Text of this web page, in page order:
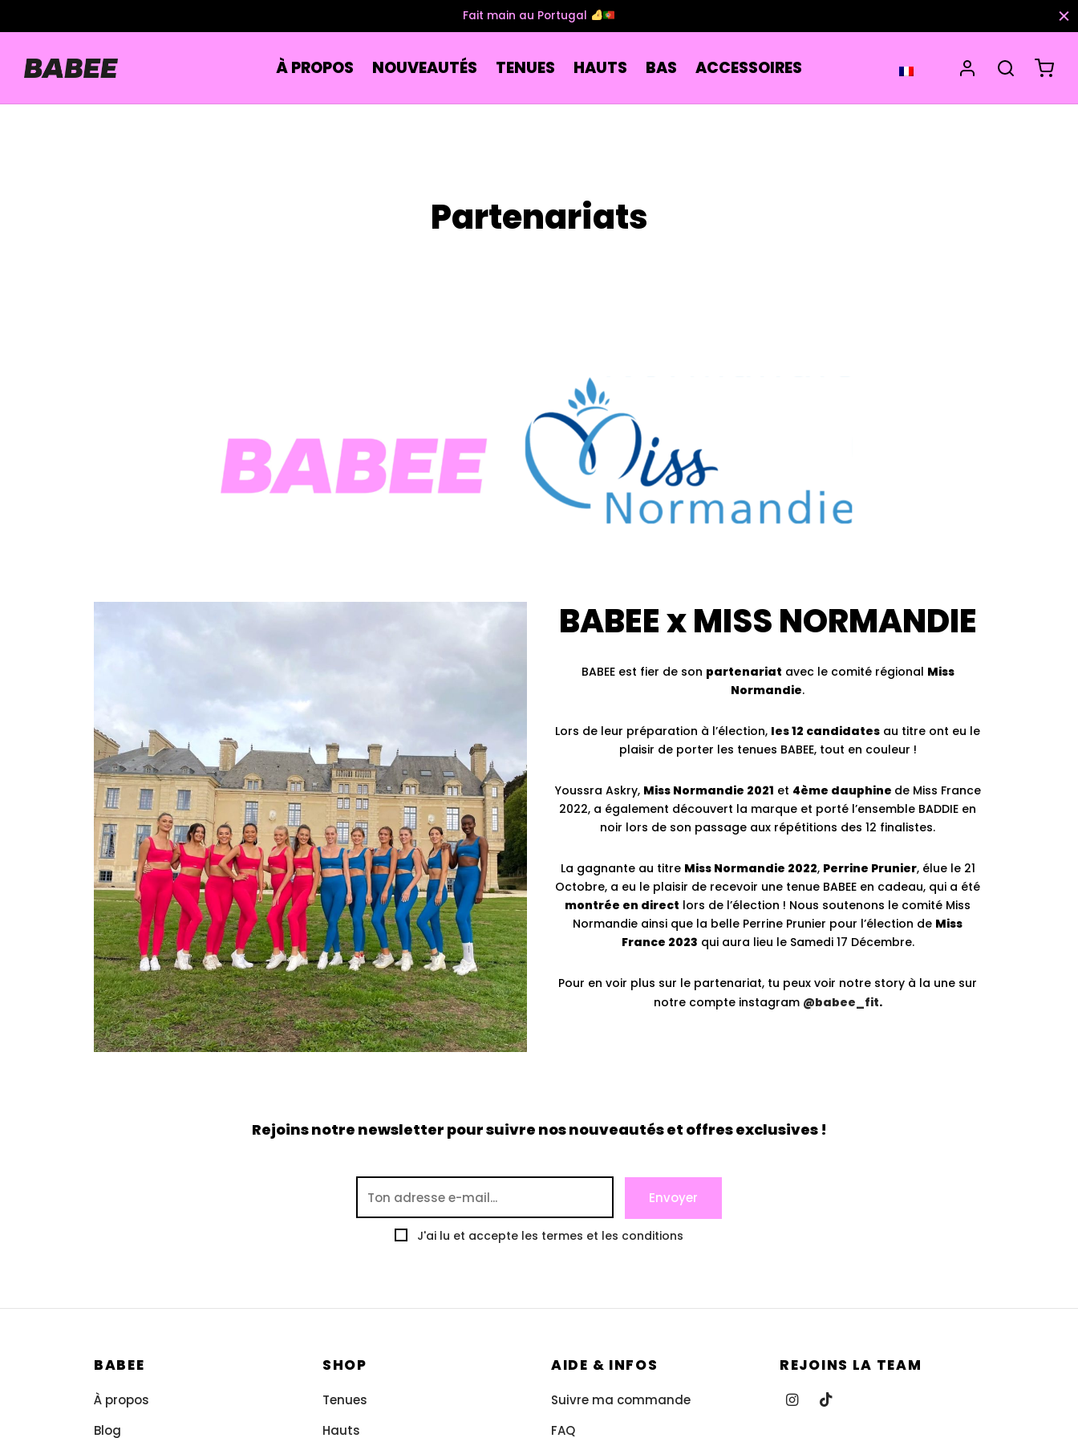
Fait main au Portugal
À PROPOS NOUVEAUTÉS TENUES HAUTS BAS ACCESSOIRES
Partenariats
BABEE x MISS NORMANDIE
BABEE est fier de son partenariat avec le comité régional Miss
Normandie.
Lors de leur préparation à l’élection, les 12 candidates au titre ont eu le
plaisir de porter les tenues BABEE, tout en couleur !
Youssra Askry, Miss Normandie 2021 et 4ème dauphine de Miss France
2022, a également découvert la marque et porté l’ensemble BADDIE en
noir lors de son passage aux répétitions des 12 finalistes.
La gagnante au titre Miss Normandie 2022, Perrine Prunier, élue le 21
Octobre, a eu le plaisir de recevoir une tenue BABEE en cadeau, qui a été
montrée en direct lors de l’élection ! Nous soutenons le comité Miss
Normandie ainsi que la belle Perrine Prunier pour l’élection de Miss
France 2023 qui aura lieu le Samedi 17 Décembre.
Pour en voir plus sur le partenariat, tu peux voir notre story à la une sur
notre compte instagram @babee_fit.
Rejoins notre newsletter pour suivre nos nouveautés et offres exclusives !
J'ai lu et accepte les termes et les conditions
BABEE
À propos
Blog
SHOP
Tenues
Hauts
AIDE & INFOS
Suivre ma commande
FAQ
REJOINS LA TEAM